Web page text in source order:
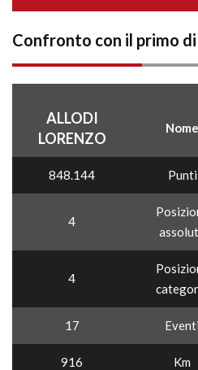
Confronto con il primo
ALLODI
LORENZO
Nome
848.144 Punti
4
4
17 Eventi
916 Km